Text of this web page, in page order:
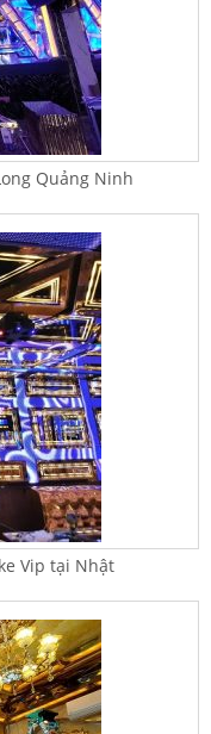
Quảng Ninh
Vip tại Nhật